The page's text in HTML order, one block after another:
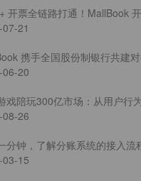
开票全链路打通！MallBook
线21
携手全国股份制银行共建
生态
20
戏陪玩300亿市场：从用户行
MallBook分账方案如何重塑
26
分钟，了解分账系统的接入流
15